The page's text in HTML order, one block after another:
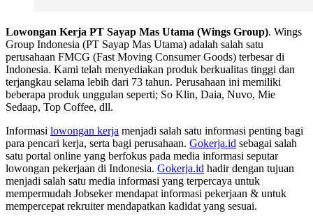
Lowongan Kerja PT Sayap Mas Utama (Wings Group). Wings
Group Indonesia (PT Sayap Mas Utama) adalah salah satu
perusahaan FMCG (Fast Moving Consumer Goods) terbesar di
Indonesia. Kami telah menyediakan produk berkualitas tinggi dan
terjangkau selama lebih dari 73 tahun. Perusahaan ini memiliki
beberapa produk unggulan seperti; So Klin, Daia, Nuvo, Mie
Sedaap, Top Coffee, dll.
Informasi lowongan kerja menjadi salah satu informasi penting bagi
para pencari kerja, serta bagi perusahaan. Gokerja.id sebagai salah
satu portal online yang berfokus pada media informasi seputar
lowongan pekerjaan di Indonesia. Gokerja.id hadir dengan tujuan
menjadi salah satu media informasi yang terpercaya untuk
mempermudah Jobseker mendapat informasi pekerjaan & untuk
mempercepat rekruiter mendapatkan kadidat yang sesuai.